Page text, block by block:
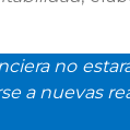
no
a nuevas